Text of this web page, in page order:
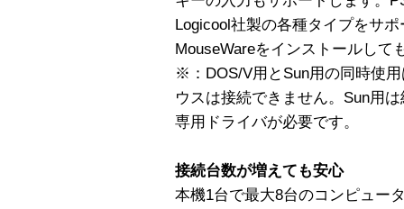
Logicool社製の各種タイプをサ
MouseWareをインストールして
※：DOS/V用とSun用の同時使
ウスは接続できません。Sun用
専用ドライバが必要です。
接続台数が増えても安心
本機1台で最大8台のコンピュー